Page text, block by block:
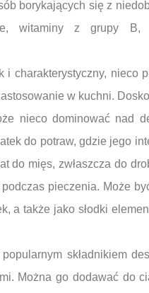
borykających się z
witaminy z grupy
i charakterystyczny, nieco
w kuchni.
nieco dominować nad
do potraw, gdzie jego
do mięs, zwłaszcza do
pieczenia. Może
a także jako słodki
składnikiem
Można go dodawać do